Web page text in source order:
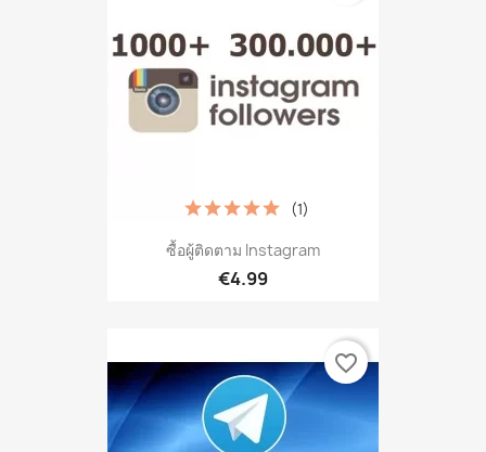
ซื้อผู้ติดตาม Instagram
€4.99
(1)
favorite_border